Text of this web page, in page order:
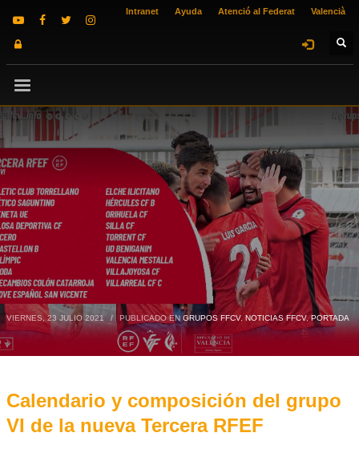
Intranet Ayuda Atenció al Federat Valencià
VIERNES, 23 JULIO 2021 / PUBLICADO ENGRUPOS FFCV, NOTICIAS FFCV,PORTADA
Calendario y composición del grupo
VI de la nueva Tercera RFEF